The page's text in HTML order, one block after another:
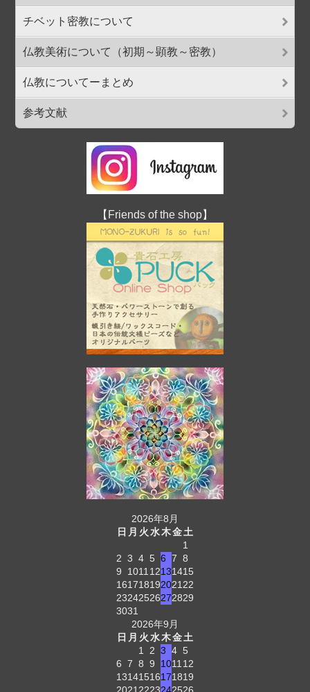
チベット密教について
仏教美術について（初期～顕教～密教）
仏教についてーまとめ
参考文献
【Friends of the shop】
2026年8月
日 月 火水木金土
1
2 3 4 5 6 7 8
9
1011 12131415
161718192021 22
23242526272829
3031
2026年9月
日 月 火水木金土
1
2 3 4 5
6 7 8 9 1011 12
13141516171819